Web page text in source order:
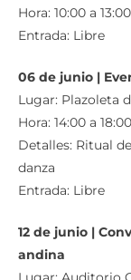
Hora: 10:00 a 13:00
Entrada: Libre
06 de junio |
Lugar: Plazoleta
Hora: 14:00 a 18:00
Detalles: Ritual
danza
Entrada: Libre
12 de junio |
andina